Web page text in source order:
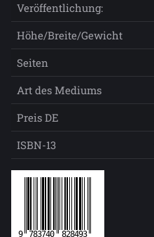
Veröffentlichung:
Höhe/Breite/Gewicht
Seiten
Art des Mediums
Preis DE
ISBN-13